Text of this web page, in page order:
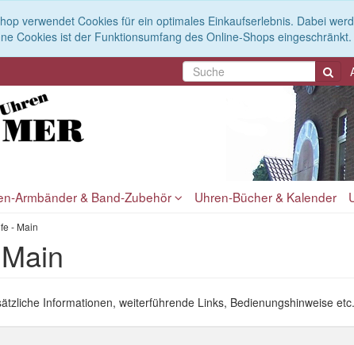
verwendet Cookies für ein optimales Einkaufserlebnis. Dabei
Cookies ist der Funktionsumfang des Online-Shops eingeschränkt.
Armbänder & Band-Zubehör Uhren-Bücher & Kalender
- Main
Informationen, weiterführende Links, Bedienungshinweise